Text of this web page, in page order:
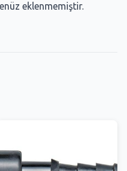
eklenmemiştir.